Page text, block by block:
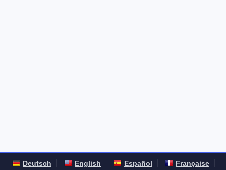
Deutsch English Español Française